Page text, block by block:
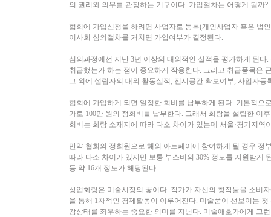
의 권리와 의무를 관장하는 기구이다. 가입절차는 어떻게 될까?
협회에 가입신청을 하려면 사업자로 등록(개인사업자 혹은 법
이사회 심의절차를 거치면 가입여부가 결정된다.
심의과정에선 지난 3년 이상의 대외적인 실적을 평가하게 된
취급했는가 하는 점이 중요하게 작용한다. 그리고 취급품목은
그 외에 설립자의 대외 활동실적, 전시공간 확보여부, 사업자
협회에 가입하게 되면 일정한 회비를 납부하게 된다. 기본적으
가로 100만 원의 정회비를 납부한다. 그래서 화랑을 설립한 이
회비는 화랑 소재지에 따라 다소 차이가 있는데 서울·경기지역
만약 협회의 정회원으로 해외 아트페어에 참여하게 될 경우
따라 다소 차이가 있지만 보통 부스비의 30% 정도를 지원받게
등 약 16개 정도가 해당된다.
상업화랑은 미술시장의 꽃이다. 작가가 자신의 창작물을 소비
을 통해 1차적인 경제활동이 이루어진다. 미술품이 선보이는
강상태를 좌우하는 중요한 의미를 지닌다. 미술애호가에게 그